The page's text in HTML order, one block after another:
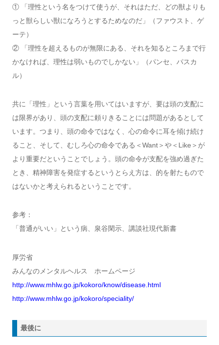
① 「理性という名をつけて使うが、それはただ、どの獣よりも
っと獣らしい獣になろうとするためなのだ」（ファウスト、ゲ
ーテ）
② 「理性を超えるものが無限にある、それを知るところまで行
かなければ、理性は弱いものでしかない」（パンセ、パスカ
ル）
共に「理性」という言葉を用いてはいますが、要は頭の支配に
は限界があり、頭の支配に頼りきることには問題があるとして
います。つまり、頭の命令ではなく、心の命令に耳を傾け続け
ること、そして、むしろ心の命令である＜Want＞や＜Like＞が
より重要だということでしょう。頭の命令が支配を強め過ぎた
とき、精神障害を発症するというとらえ方は、的を射たもので
はないかと考えられるということです。
参考：
「普通がいい」という病、泉谷閑示、講談社現代新書
厚労省
みんなのメンタルヘルス ホームページ
http://www.mhlw.go.jp/kokoro/know/disease.html
http://www.mhlw.go.jp/kokoro/speciality/
最後に